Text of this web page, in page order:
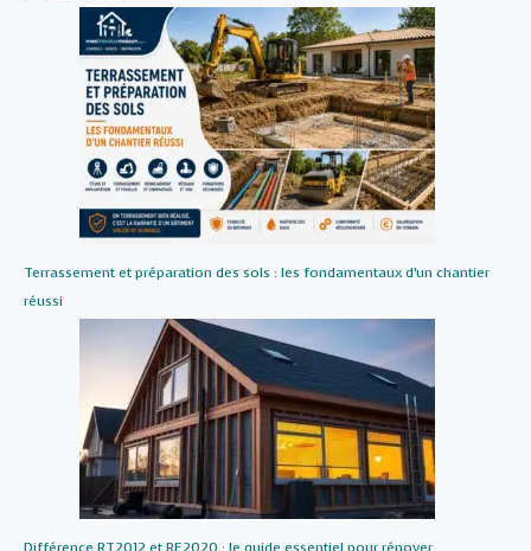
Terrassement et préparation des sols : les fondamentaux d’un chantier
réussi
Différence RT2012 et RE2020 : le guide essentiel pour rénover